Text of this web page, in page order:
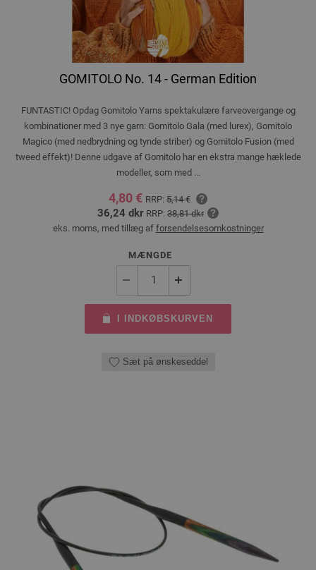
GOMITOLO No. 14 - German Edition
FUNTASTIC! Opdag Gomitolo Yarns spektakulære farveovergange og
kombinationer med 3 nye garn: Gomitolo Gala (med lurex), Gomitolo
Magico (med nedbrydning og tynde striber) og Gomitolo Fusion (med
tweed effekt)! Denne udgave af Gomitolo har en ekstra mange hæklede
modeller, som med ...
4,80 € RRP: 5,14 €
36,24 dkr RRP: 38,81 dkr
eks. moms, med tillæg af forsendelsesomkostninger
MÆNGDE
I INDKØBSKURVEN
Sæt på ønskeseddel